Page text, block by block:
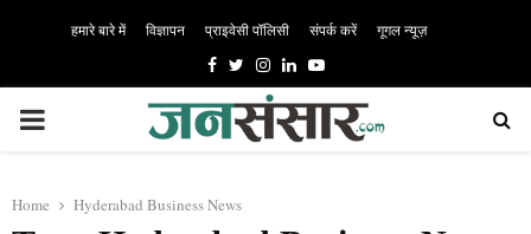
हमारे बारे में विज्ञापन प्राइवेसी पॉलिसी संपर्क करें गूगल न्यूज़
Facebook
TwitterInstagram
LinkedinYoutube
PRIMARY
Home Hyderabad Business News